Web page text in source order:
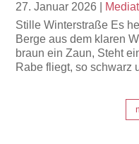
27. Januar 2026
Stille Winterstraße Es
Berge aus dem klaren
braun ein Zaun, Steht
Rabe fliegt, so schwarz